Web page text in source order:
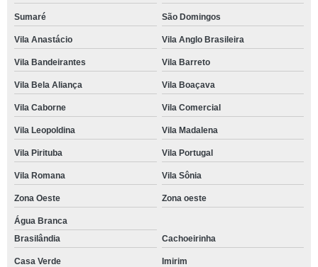
Sumaré São Domingos
Vila Anastácio Vila Anglo Brasileira
Vila Bandeirantes Vila Barreto
Vila Bela Aliança Vila Boaçava
Vila Caborne Vila Comercial
Vila Leopoldina Vila Madalena
Vila Pirituba Vila Portugal
Vila Romana Vila Sônia
Zona Oeste Zona oeste
Água Branca
Brasilândia
Cachoeirinha
Casa Verde Imirim